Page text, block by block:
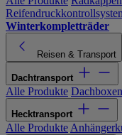
Winterkompletträder
Reisen & Transport
Dachtransport
Alle Produkte Dachboxen
Hecktransport
Alle Produkte